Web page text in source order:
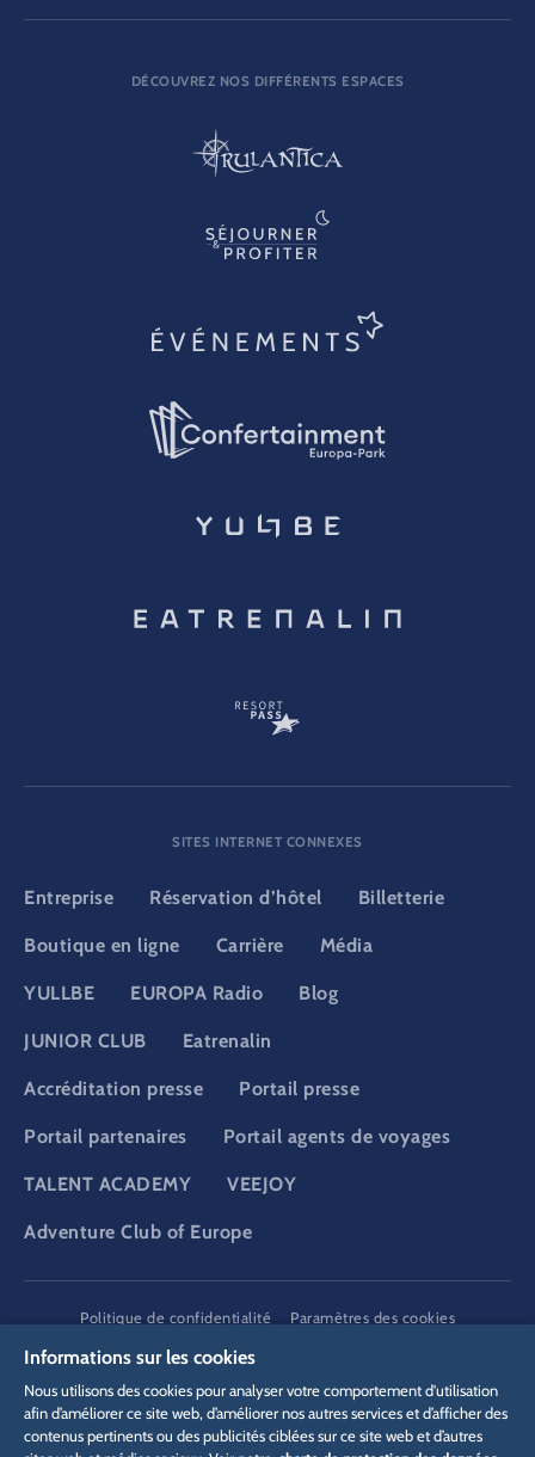
DÉCOUVREZ NOS DIFFÉRENTS ESPACES
SITES INTERNET CONNEXES
Entreprise Réservation d’hôtel Billetterie
Boutique en ligne Carrière Média
YULLBE EUROPA Radio Blog
JUNIOR CLUB Eatrenalin
Accréditation presse Portail presse
Portail partenaires Portail agents de voyages
TALENT ACADEMY VEEJOY
Adventure Club of Europe
DSGVO
Politique de confidentialité
Paramètres des cookies
Informations sur les cookies
Nous utilisons des cookies pour analyser votre comportement d'utilisation
afin d’améliorer ce site web, d’améliorer nos autres services et d’afficher des
contenus pertinents ou des publicités ciblées sur ce site web et d’autres